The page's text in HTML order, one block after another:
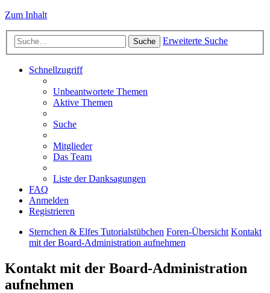
Zum Inhalt
Suche Erweiterte Suche
Schnellzugriff
Unbeantwortete Themen
Aktive Themen
Suche
Mitglieder
Das Team
Liste der Danksagungen
FAQ
Anmelden
Registrieren
Sternchen & Elfes Tutorialstübchen Foren-Übersicht Kontakt
mit der Board-Administration aufnehmen
Kontakt mit der Board-Administration
aufnehmen